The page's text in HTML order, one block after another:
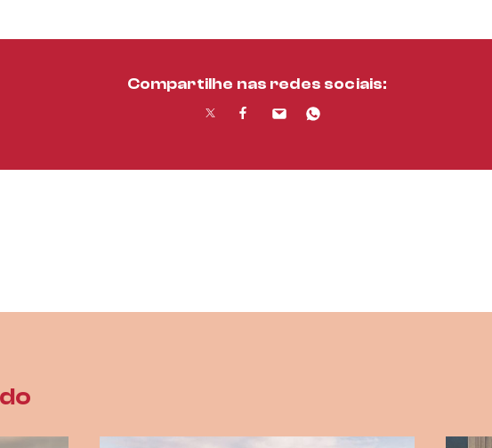
Compartilhe nas redes sociais: